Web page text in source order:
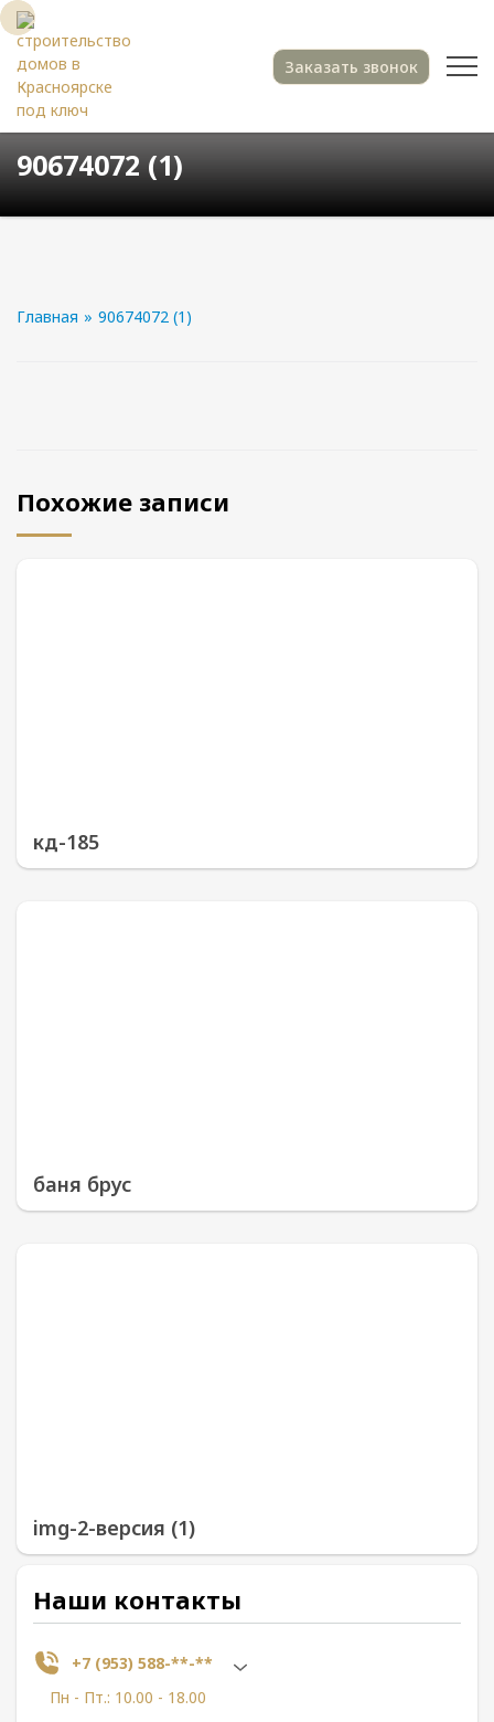
Заказать звонок
90674072 (1)
Главная » 90674072 (1)
Похожие записи
кд-185
баня брус
img-2-версия (1)
Наши контакты
+7 (953) 588-**-**
Пн - Пт.: 10.00 - 18.00